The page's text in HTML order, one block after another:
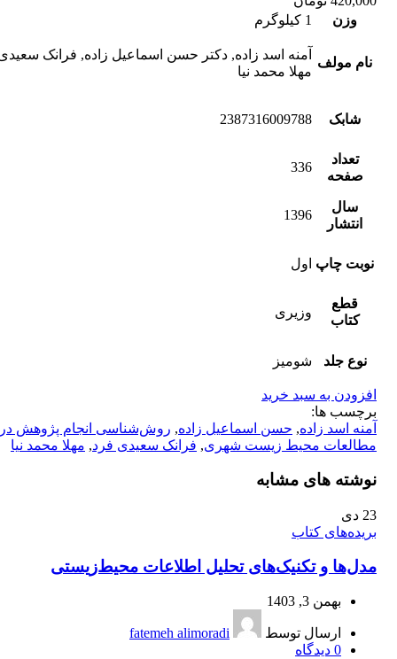
وزن
1 کیلوگرم
نام مولف
آمنه اسد زاده, دکتر حسن اسماعیل زاده, فرانک
مهلا محمد نیا
شابک 2387316009788
تعداد
صفحه
336
سال
انتشار
1396
نوبت چاپ اول
قطع
کتاب
وزیری
نوع جلد شومیز
افزودن به سبد خرید
برچسب ها:
آمنه اسد زاده, حسن اسماعیل زاده, روش‌شناسی انجام پژوهش در
مطالعات محیط‌ زیست شهری, فرانک سعیدی فرد, مهلا محمد نیا
نوشته های مشابه
23 دی
بریده‌های کتاب
مدل‌ها و تکنیک‌های تحلیل اطلاعات محیط‌زیستی
بهمن 3, 1403
ارسال توسط
fatemeh alimoradi
0 دیدگاه